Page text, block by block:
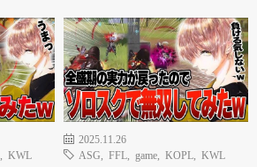
KWL
2025.11.26
ASG
FFL game KOPL KWL